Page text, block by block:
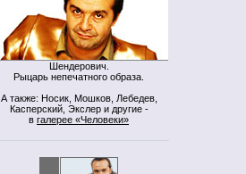
Шендерович.
Рыцарь непечатного образа.
А также: Носик, Мошков, Лебедев,
Касперский, Экслер и другие -
в галерее «Человеки»